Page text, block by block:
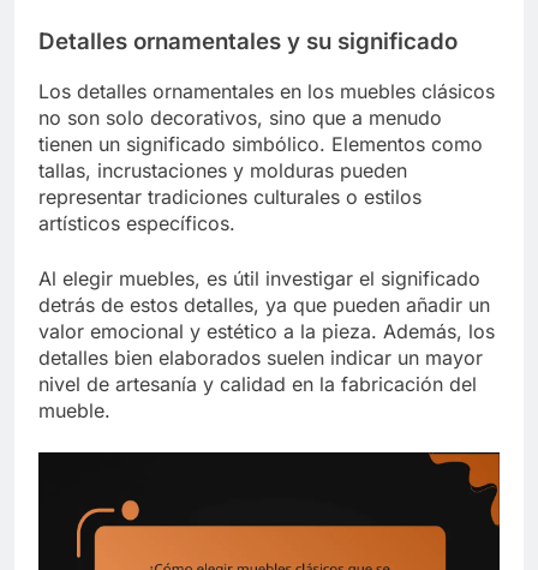
Detalles ornamentales y su significado
Los detalles ornamentales en los muebles clásicos
no son solo decorativos, sino que a menudo
tienen un significado simbólico. Elementos como
tallas, incrustaciones y molduras pueden
representar tradiciones culturales o estilos
artísticos específicos.
Al elegir muebles, es útil investigar el significado
detrás de estos detalles, ya que pueden añadir un
valor emocional y estético a la pieza. Además, los
detalles bien elaborados suelen indicar un mayor
nivel de artesanía y calidad en la fabricación del
mueble.